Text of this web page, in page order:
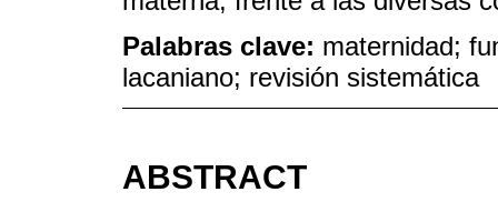
Palabras clave: maternidad;
lacaniano; revisión sistemática
ABSTRACT